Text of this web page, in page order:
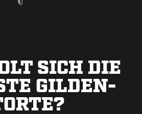
SICH DIE
GILDEN-